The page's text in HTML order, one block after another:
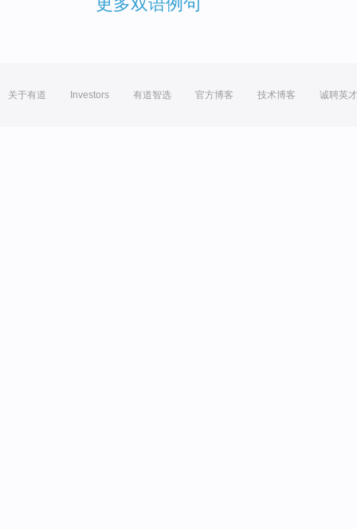
关于有道 Investors 有道智选 官方博客 技术博客 诚聘英才